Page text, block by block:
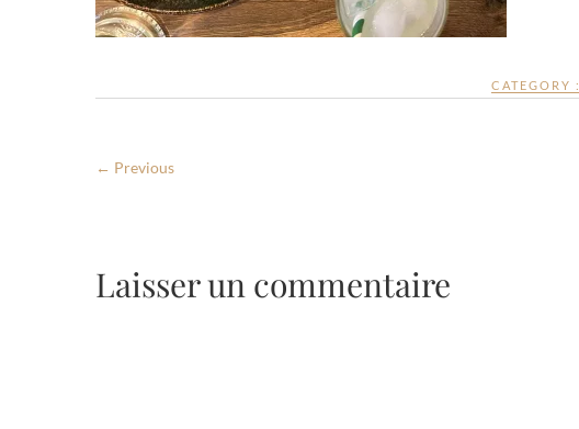
CATEGORY :
← Previous
Laisser un commentaire